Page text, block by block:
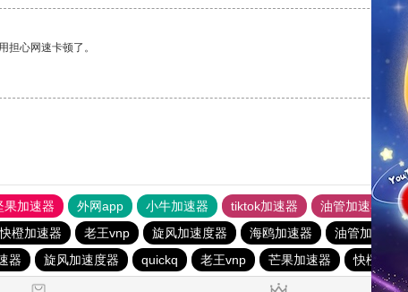
心网速卡顿了。
果加速器 外网app 小牛加速器 tiktok加速器 油管加速器
快橙加速器 老王vnp 旋风加速度器 海鸥加速器 油管加速器
器 旋风加速度器 quickq 老王vnp 芒果加速器 快橙加速器